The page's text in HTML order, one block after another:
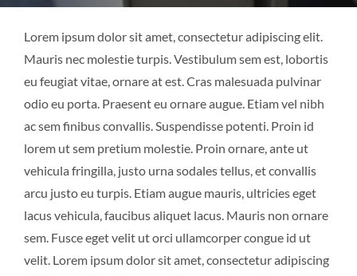
Lorem ipsum dolor sit amet, consectetur adipiscing elit.
Mauris nec molestie turpis. Vestibulum sem est, lobortis
eu feugiat vitae, ornare at est. Cras malesuada pulvinar
odio eu porta. Praesent eu ornare augue. Etiam vel nibh
ac sem finibus convallis. Suspendisse potenti. Proin id
lorem ut sem pretium molestie. Proin ornare, ante ut
vehicula fringilla, justo urna sodales tellus, et convallis
arcu justo eu turpis. Etiam augue mauris, ultricies eget
lacus vehicula, faucibus aliquet lacus. Mauris non ornare
sem. Fusce eget velit ut orci ullamcorper congue id ut
velit. Lorem ipsum dolor sit amet, consectetur adipiscing